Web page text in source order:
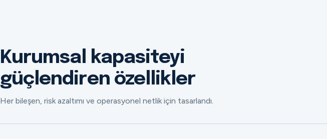
Kurumsal kapasiteyi
güçlendiren özellikler
Her bileşen, risk azaltımı ve operasyonel netlik için tasarlandı.